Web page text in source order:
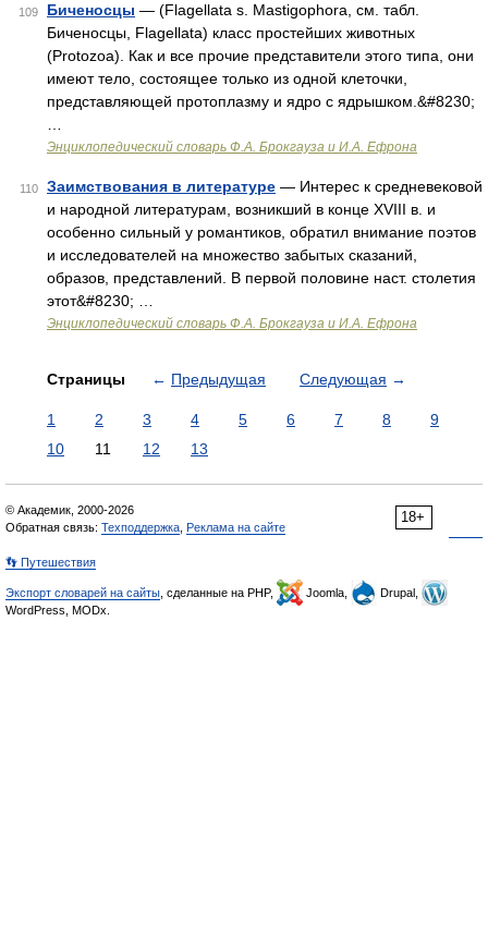
109 Биченосцы — (Flagellata s. Mastigophora, см. табл.
Биченосцы, Flagellata) класс простейших животных
(Protozoa). Как и все прочие представители этого типа, они
имеют тело, состоящее только из одной клеточки,
представляющей протоплазму и ядро с ядрышком.&#8230;
Энциклопедический словарь Ф.А. Брокгауза и И.А. Ефрона
110 Заимствования в литературе — Интерес к средневековой
и народной литературам, возникший в конце XVIII в. и
особенно сильный у романтиков, обратил внимание поэтов
и исследователей на множество забытых сказаний,
образов, представлений. В первой половине наст. столетия
этот&#8230; …
Энциклопедический словарь Ф.А. Брокгауза и И.А. Ефрона
Страницы ← Предыдущая Следующая →
1 2 3 4 5 6 7 8
9
10
11 12 13
18+
© Академик, 2000-2026
Обратная связь: Техподдержка Реклама на сайте
👣 Путешествия
Экспорт словарей на сайты , сделанные на PHP, Joomla,
Drupal,
WordPress, MODx.